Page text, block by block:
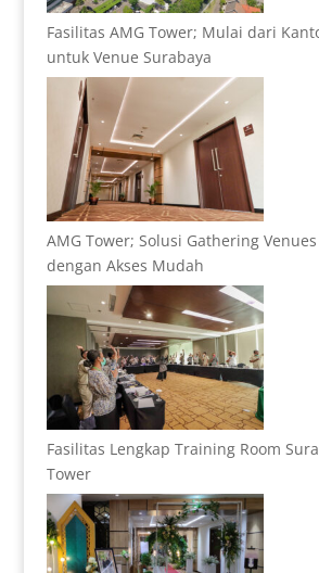
Fasilitas AMG Tower; Mulai dari
untuk Venue Surabaya
AMG Tower; Solusi Gathering
dengan Akses Mudah
Fasilitas Lengkap Training Room
Tower